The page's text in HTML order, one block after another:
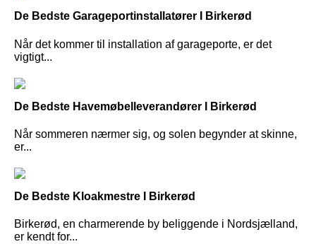
De Bedste Garageportinstallatører I Birkerød
Når det kommer til installation af garageporte, er det
vigtigt...
De Bedste Havemøbelleverandører I Birkerød
Når sommeren nærmer sig, og solen begynder at skinne,
er...
De Bedste Kloakmestre I Birkerød
Birkerød, en charmerende by beliggende i Nordsjælland,
er kendt for...